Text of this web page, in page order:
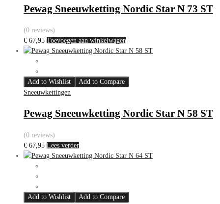
Pewag Sneeuwketting Nordic Star N 73 ST
(0 reviews)
€ 67,95 Toevoegen aan winkelwagen
Add to Wishlist
Add to Compare
Sneeuwkettingen
Pewag Sneeuwketting Nordic Star N 58 ST
(0 reviews)
€ 67,95 Lees verder
Add to Wishlist
Add to Compare